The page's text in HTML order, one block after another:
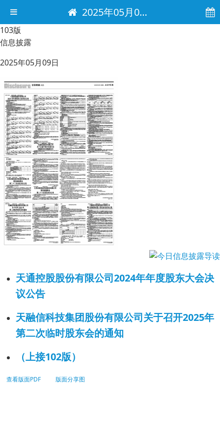
2025年05月09日 电子报
103版
信息披露
2025年05月09日
天通控股股份有限公司2024年年度股东大会决
议公告
天融信科技集团股份有限公司关于召开2025年
第二次临时股东会的通知
（上接102版）
查看版面PDF 版面分享图